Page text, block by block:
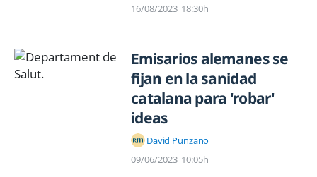
16/08/2023 18:30h
Emisarios alemanes se
fijan en la sanidad
catalana para 'robar'
ideas
David Punzano
09/06/2023 10:05h